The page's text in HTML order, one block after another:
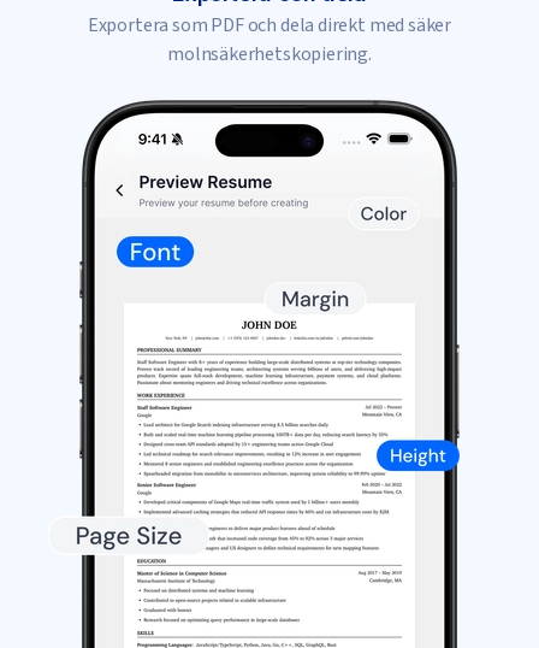
Exportera som PDF och dela direkt med säker
molnsäkerhetskopiering.